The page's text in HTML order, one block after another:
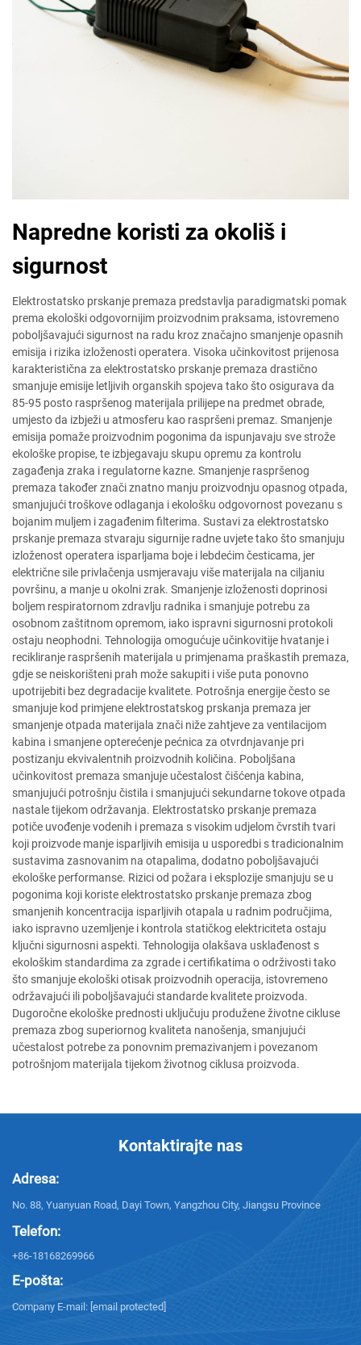
Napredne koristi za okoliš i
sigurnost
Elektrostatsko prskanje premaza predstavlja paradigmatski pomak
prema ekološki odgovornijim proizvodnim praksama, istovremeno
poboljšavajući sigurnost na radu kroz značajno smanjenje opasnih
emisija i rizika izloženosti operatera. Visoka učinkovitost prijenosa
karakteristična za elektrostatsko prskanje premaza drastično
smanjuje emisije letljivih organskih spojeva tako što osigurava da
85-95 posto raspršenog materijala prilijepe na predmet obrade,
umjesto da izbježi u atmosferu kao raspršeni premaz. Smanjenje
emisija pomaže proizvodnim pogonima da ispunjavaju sve strože
ekološke propise, te izbjegavaju skupu opremu za kontrolu
zagađenja zraka i regulatorne kazne. Smanjenje raspršenog
premaza također znači znatno manju proizvodnju opasnog otpada,
smanjujući troškove odlaganja i ekološku odgovornost povezanu s
bojanim muljem i zagađenim filterima. Sustavi za elektrostatsko
prskanje premaza stvaraju sigurnije radne uvjete tako što smanjuju
izloženost operatera isparljama boje i lebdećim česticama, jer
električne sile privlačenja usmjeravaju više materijala na ciljaniu
površinu, a manje u okolni zrak. Smanjenje izloženosti doprinosi
boljem respiratornom zdravlju radnika i smanjuje potrebu za
osobnom zaštitnom opremom, iako ispravni sigurnosni protokoli
ostaju neophodni. Tehnologija omogućuje učinkovitije hvatanje i
recikliranje raspršenih materijala u primjenama praškastih premaza,
gdje se neiskorišteni prah može sakupiti i više puta ponovno
upotrijebiti bez degradacije kvalitete. Potrošnja energije često se
smanjuje kod primjene elektrostatskog prskanja premaza jer
smanjenje otpada materijala znači niže zahtjeve za ventilacijom
kabina i smanjene opterećenje pećnica za otvrdnjavanje pri
postizanju ekvivalentnih proizvodnih količina. Poboljšana
učinkovitost premaza smanjuje učestalost čišćenja kabina,
smanjujući potrošnju čistila i smanjujući sekundarne tokove otpada
nastale tijekom održavanja. Elektrostatsko prskanje premaza
potiče uvođenje vodenih i premaza s visokim udjelom čvrstih tvari
koji proizvode manje isparljivih emisija u usporedbi s tradicionalnim
sustavima zasnovanim na otapalima, dodatno poboljšavajući
ekološke performanse. Rizici od požara i eksplozije smanjuju se u
pogonima koji koriste elektrostatsko prskanje premaza zbog
smanjenih koncentracija isparljivih otapala u radnim područjima,
iako ispravno uzemljenje i kontrola statičkog elektriciteta ostaju
ključni sigurnosni aspekti. Tehnologija olakšava usklađenost s
ekološkim standardima za zgrade i certifikatima o održivosti tako
što smanjuje ekološki otisak proizvodnih operacija, istovremeno
održavajući ili poboljšavajući standarde kvalitete proizvoda.
Dugoročne ekološke prednosti uključuju produžene životne cikluse
premaza zbog superiornog kvaliteta nanošenja, smanjujući
učestalost potrebe za ponovnim premazivanjem i povezanom
potrošnjom materijala tijekom životnog ciklusa proizvoda.
Kontaktirajte nas
Adresa:
No. 88, Yuanyuan Road, Dayi Town, Yangzhou City, Jiangsu Province
Telefon:
+86-18168269966
E-pošta:
Company E-mail: [email protected]